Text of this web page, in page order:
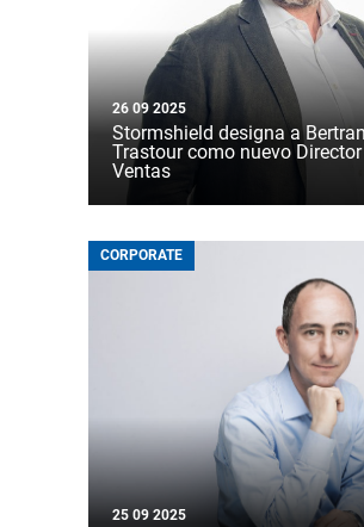
26 09 2025
Stormshield designa a
Trastour como nuevo
Ventas
CORPORATE
25 09 2025